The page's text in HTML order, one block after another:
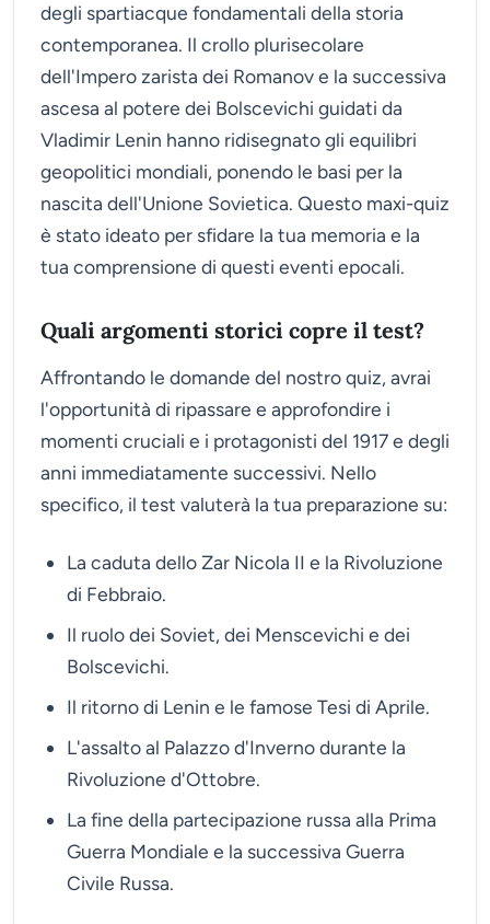
degli spartiacque fondamentali della storia
contemporanea. Il crollo plurisecolare
dell'Impero zarista dei Romanov e la successiva
ascesa al potere dei Bolscevichi guidati da
Vladimir Lenin hanno ridisegnato gli equilibri
geopolitici mondiali, ponendo le basi per la
nascita dell'Unione Sovietica. Questo maxi-quiz
è stato ideato per sfidare la tua memoria e la
tua comprensione di questi eventi epocali.
Quali argomenti storici copre il test?
Affrontando le domande del nostro quiz, avrai
l'opportunità di ripassare e approfondire i
momenti cruciali e i protagonisti del 1917 e degli
anni immediatamente successivi. Nello
specifico, il test valuterà la tua preparazione su:
La caduta dello Zar Nicola II e la Rivoluzione
di Febbraio.
Il ruolo dei Soviet, dei Menscevichi e dei
Bolscevichi.
Il ritorno di Lenin e le famose Tesi di Aprile.
L'assalto al Palazzo d'Inverno durante la
Rivoluzione d'Ottobre.
La fine della partecipazione russa alla Prima
Guerra Mondiale e la successiva Guerra
Civile Russa.